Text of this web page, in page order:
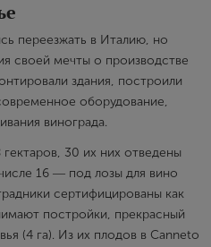
переезжать в Италию, но
своей мечты о производстве
здания, построили
оборудование,
винограда.
30 их них отведены
16 ― под лозы для вино
сертифицированы как
постройки, прекрасный
(4 га). Из их плодов в Canneto